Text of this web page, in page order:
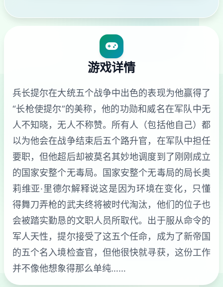
游戏详情
兵长提尔在大统五个战争中出色的表现为他赢得了
“长枪使提尔”的美称，他的功勋和威名在军队中无
人不知晓，无人不称赞。所有人（包括他自己）都
以为他会在战争结束后五个路升官，在军队中担任
要职，但他超后却被莫名其妙地调度到了刚刚成立
的国家安整个无毒局。国家安整个无毒局的局长奥
莉维亚·里德尔解释说这是因为环境在变化，只懂
得舞刀弄枪的武夫终将被时代淘汰，他们的位子也
会被踏实勤恳的文职人员所取代。出于服从命令的
军人天性，提尔接受了这五个任命，成为了新帝国
的五个名入境检查官，但他很快就寻获，这份工作
并不像他想象得那么单纯……